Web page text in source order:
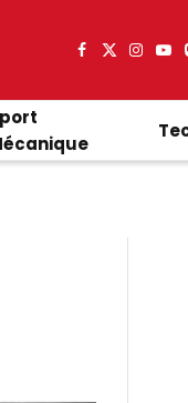
Facebook
X